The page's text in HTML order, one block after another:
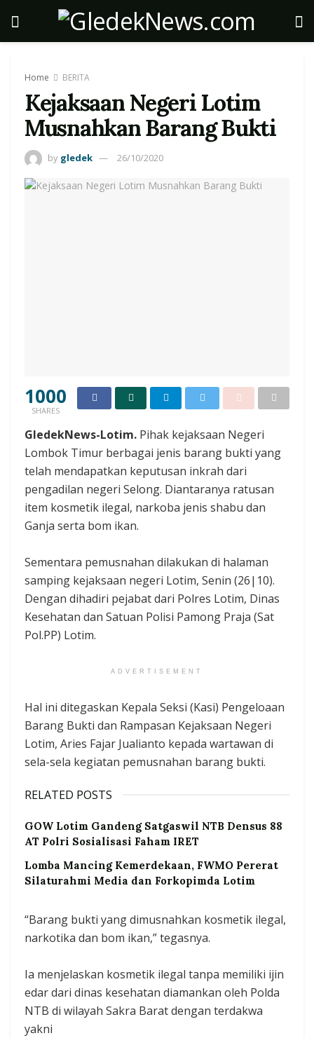
Home BERITA
Kejaksaan Negeri Lotim
Musnahkan Barang Bukti ‎
by gledek 26/10/2020
1000
SHARES
GledekNews-Lotim. Pihak kejaksaan Negeri
Lombok Timur berbagai jenis barang bukti yang
telah mendapatkan keputusan inkrah dari
pengadilan negeri Selong. Diantaranya ratusan
item kosmetik ilegal, narkoba jenis shabu dan
Ganja serta bom ikan.
Sementara pemusnahan dilakukan di halaman
samping kejaksaan negeri Lotim, Senin (26|10).
Dengan dihadiri pejabat dari Polres Lotim, Dinas
Kesehatan dan Satuan Polisi Pamong Praja (Sat
Pol.PP) Lotim.
ADVERTISEMENT
Hal ini ditegaskan Kepala Seksi (Kasi) Pengeloaan
Barang Bukti dan Rampasan Kejaksaan Negeri
Lotim, Aries Fajar Jualianto kepada wartawan di
sela-sela kegiatan pemusnahan barang bukti.
RELATED POSTS
GOW Lotim Gandeng Satgaswil NTB Densus 88
AT Polri Sosialisasi Faham IRET
Lomba Mancing Kemerdekaan, FWMO Pererat
Silaturahmi Media dan Forkopimda Lotim
“Barang bukti yang dimusnahkan kosmetik ilegal,
narkotika dan bom ikan,” tegasnya.‎
Ia menjelaskan kosmetik ilegal tanpa memiliki ijin
edar dari dinas kesehatan diamankan oleh Polda
NTB di wilayah Sakra Barat dengan terdakwa
yakni ‎